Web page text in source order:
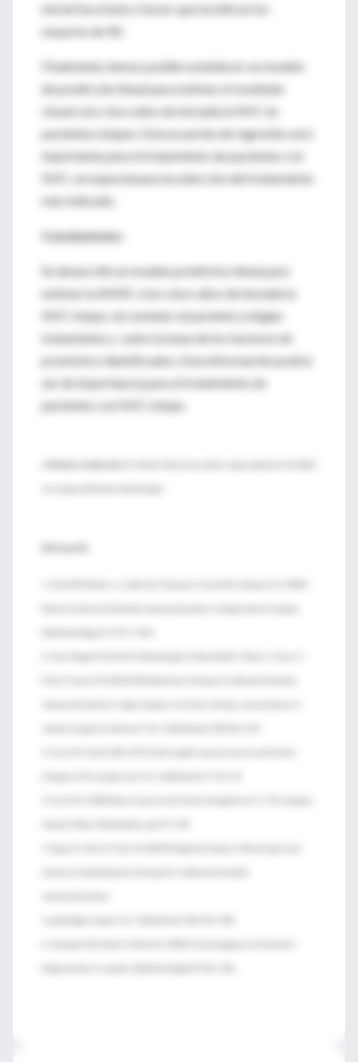
inicial fue el único factor que incidió en los
mayores de 40.
Finalmente, hemos podido establecer un modelo
de predicción lineal para estimar el resultado
visual a los cinco años de iniciada la NVC en
pacientes miopes. Esta ecuación de regresión será
importante para el tratamiento de pacientes con
NVC, en especial para la selección del tratamiento
más indicado.
Conclusiones:
Se desarrolló un modelo predictivo lineal para
estimar la AVMC a los cinco años de iniciada la
NVC miope, sin someter al paciente a ningún
tratamiento y sobre la base de los factores de
pronóstico identificados. Esta información podría
ser de importancia para el tratamiento de
pacientes con NVC miope.